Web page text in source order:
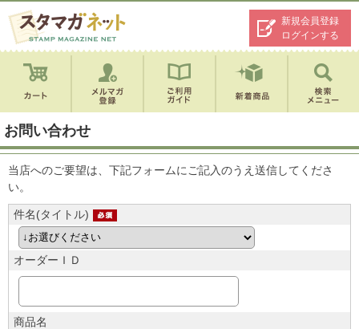
新規会員登録
ログインする
お問い合わせ
当店へのご要望は、下記フォームにご記入のうえ送信してくださ
い。
件名(タイトル)
オーダーＩＤ
商品名